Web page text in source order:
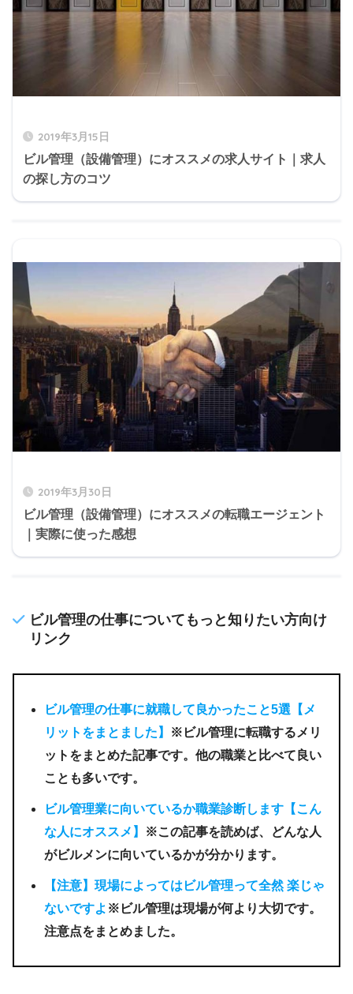
2019年3月15日
ビル管理（設備管理）にオススメの求人サイト｜求人
の探し方のコツ
2019年3月30日
ビル管理（設備管理）にオススメの転職エージェント
｜実際に使った感想
ビル管理の仕事についてもっと知りたい方向け
リンク
ビル管理の仕事に就職して良かったこと5選【メ
リットをまとました】 ※ビル管理に転職するメリ
ットをまとめた記事です。他の職業と比べて良い
ことも多いです。
ビル管理業に向いているか職業診断します【こん
な人にオススメ】 ※この記事を読めば、どんな人
がビルメンに向いているかが分かります。
【注意】現場によってはビル管理って全然 楽じゃ
ないですよ ※ビル管理は現場が何より大切です。
注意点をまとめました。